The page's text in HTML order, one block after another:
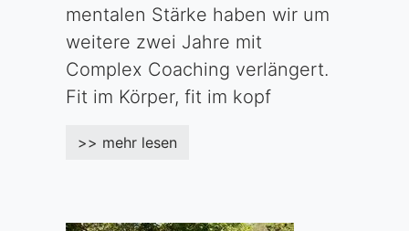
mentalen Stärke haben wir um
weitere zwei Jahre mit
Complex Coaching verlängert.
Fit im Körper, fit im kopf
>> mehr lesen